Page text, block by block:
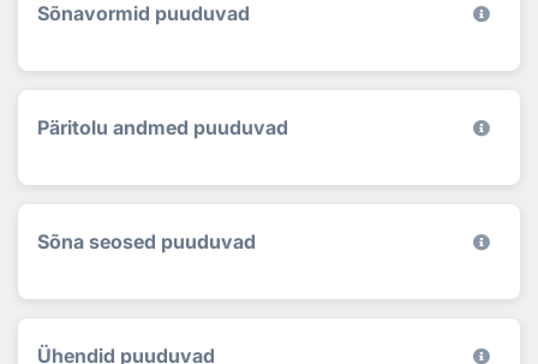
Sõnavormid puuduvad
Päritolu andmed puuduvad
Sõna seosed puuduvad
Ühendid puuduvad